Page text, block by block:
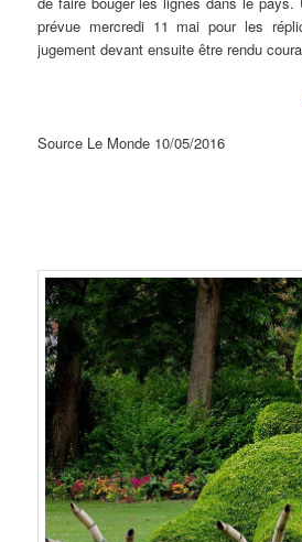
prévue mercredi 11 mai pour les
jugement devant ensuite être rendu
Source Le Monde 10/05/2016